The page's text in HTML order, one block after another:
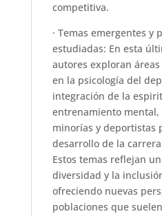
competitiva.
· Temas emergentes y
estudiadas: En esta
autores exploran
en la psicología del
integración de la
entrenamiento mental,
minorías y deportistas
desarrollo de la
Estos temas reflejan
diversidad y la
ofreciendo nuevas
poblaciones que